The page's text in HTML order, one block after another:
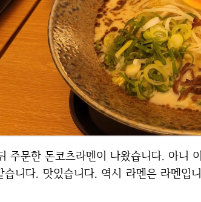
습니다. 맛있습니다. 역시 라멘은 라멘입